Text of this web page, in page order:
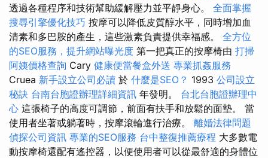
透過各種程序和技術幫助緩解壓力並平靜身心。 全面掌握
搜尋引擎優化技巧 按摩可以降低皮質醇水平，同時增加血
清素和多巴胺的產生，這些激素負責提供幸福感。 全方位
的SEO服務，提升網站曝光度 第一把真正的按摩椅由 打掃
阿姨價格查詢 Cary 健康便當餐盒外送 專業抓姦服務
Cruea 新手設立公司必讀 於 什麼是SEO？ 1993 公司設立
秘訣 台南台胞證辦理詳細資訊 年發明。 台北台胞證辦理中
心 這張椅子的高度可調節，前面有扶手和放鬆的面墊。 當
使用者坐著或躺著時，按摩滾輪進行治療。 離婚法律問題
偵探公司資訊 專業的SEO服務 台中整復推薦療程 大多數電
動按摩椅還配有遙控器，以便使用者可以從最舒適的身體位